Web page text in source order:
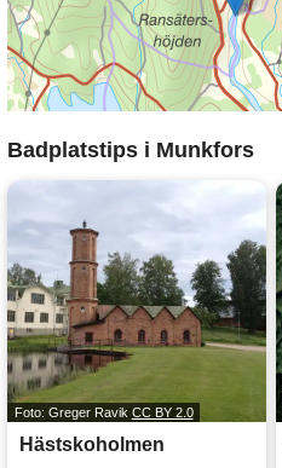
Badplatstips i Munkfors
Foto: Greger Ravik CC BY 2.0
Hästskoholmen